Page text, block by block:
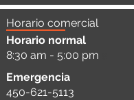
Horario comercial
Horario normal
8:30 am - 5:00 pm
Emergencia
450-621-5113